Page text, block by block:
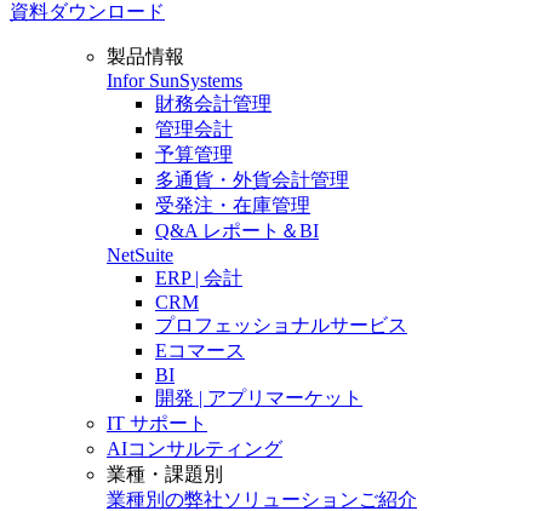
資料ダウンロード
製品情報
Infor SunSystems
財務会計管理
管理会計
予算管理
多通貨・外貨会計管理
受発注・在庫管理
Q&A レポート＆BI
NetSuite
ERP | 会計
CRM
プロフェッショナルサービス
Eコマース
BI
開発 | アプリマーケット
IT サポート
AIコンサルティング
業種・課題別
業種別の弊社ソリューションご紹介